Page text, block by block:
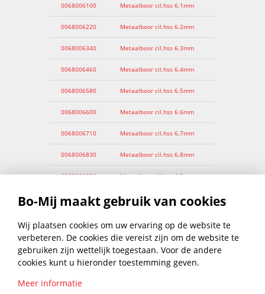
0068006100 Metaalboor cil.hss 6.1mm
0068006220 Metaalboor cil.hss 6.2mm
0068006340 Metaalboor cil.hss 6.3mm
0068006460 Metaalboor cil.hss 6.4mm
0068006580 Metaalboor cil.hss 6.5mm
0068006600 Metaalboor cil.hss 6.6mm
0068006710 Metaalboor cil.hss 6.7mm
0068006830 Metaalboor cil.hss 6.8mm
0068006950 Metaalboor cil.hss 6.9mm
0068007010 Metaalboor cil.hss 7.0mm
0068007250 Metaalboor cil.hss 7.2mm
0068007370 Metaalboor cil.hss 7.3mm
0068007490
Bo-Mij maakt gebruik van cookies
Wij plaatsen cookies om uw ervaring op de website te
verbeteren. De cookies die vereist zijn om de website te
gebruiken zijn wettelijk toegestaan. Voor de andere
cookies kunt u hieronder toestemming geven.
Meer informatie